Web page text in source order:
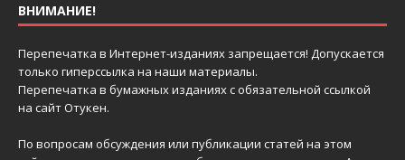
ВНИМАНИЕ!
Перепечатка в Интернет-изданиях запрещается! Допускается
только гиперссылка на наши материалы.
Перепечатка в бумажных изданиях с обязательной ссылкой
на сайт Отукен.
По вопросам обсуждения или публикации статей на этом